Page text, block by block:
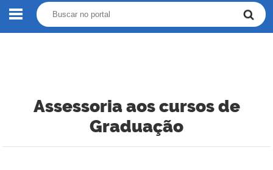
Assessoria aos cursos de
Graduação